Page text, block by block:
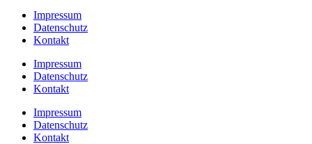
Impressum
Datenschutz
Kontakt
Impressum
Datenschutz
Kontakt
Impressum
Datenschutz
Kontakt